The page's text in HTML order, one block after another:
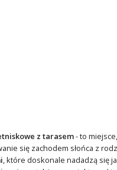
z tarasem- to
się zachodem słońca z
, które doskonale nadadzą się